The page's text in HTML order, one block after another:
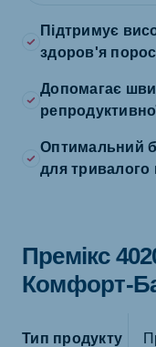
Підтримує
здоров'я
Допомагає
Оптимальний
для тривалого
Премікс
Комфорт-
Тип продукту